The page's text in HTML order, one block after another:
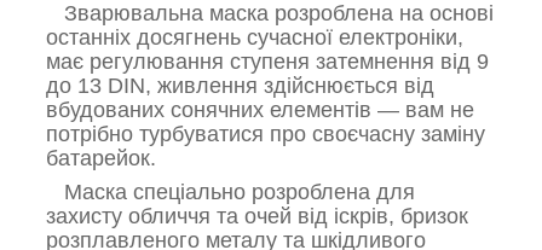
Зварювальна маска розроблена на основі
останніх досягнень сучасної електроніки,
має регулювання ступеня затемнення від 9
до 13 DIN, живлення здійснюється від
вбудованих сонячних елементів — вам не
потрібно турбуватися про своєчасну заміну
батарейок.
Маска спеціально розроблена для
захисту обличчя та очей від іскрів, бризок
розплавленого металу та шкідливого